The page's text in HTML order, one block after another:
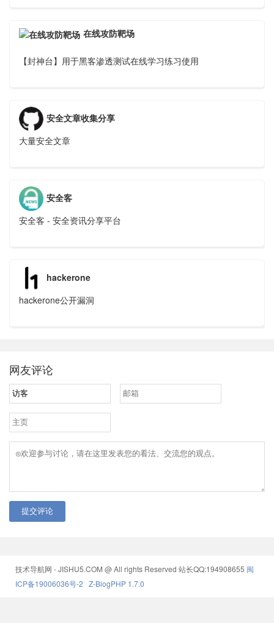
在线攻防靶场
【封神台】用于黑客渗透测试在线学习练习使用
安全文章收集分享
大量安全文章
安全客
安全客 - 安全资讯分享平台
hackerone
hackerone公开漏洞
网友评论
提交评论
技术导航网 - JISHU5.COM @ All rights Reserved 站长QQ:194908655 闽
ICP备19006036号-2 Z-BlogPHP 1.7.0